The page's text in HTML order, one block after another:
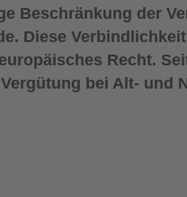
Beschränkung der
Diese
Recht.
bei Alt- und